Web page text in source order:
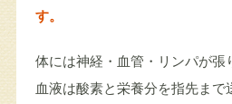
す。
体には神経・血管・リンパが張
血液は酸素と栄養分を指先まで